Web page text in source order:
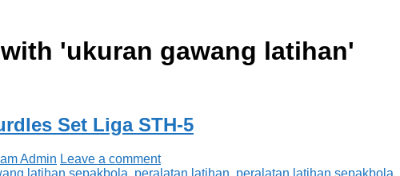
'ukuran gawang latihan'
Set Liga STH-5
Admin Leave a comment